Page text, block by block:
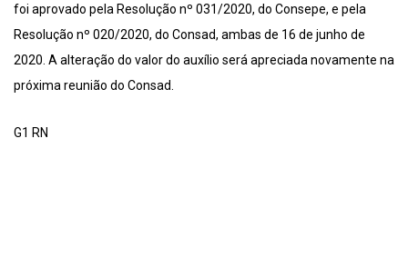
foi aprovado pela Resolução nº 031/2020, do Consepe, e pela
Resolução nº 020/2020, do Consad, ambas de 16 de junho de
2020. A alteração do valor do auxílio será apreciada novamente na
próxima reunião do Consad.
G1 RN